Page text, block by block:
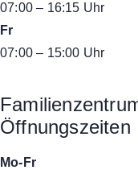
07:00 – 16:15 Uhr
Fr
07:00 – 15:00 Uhr
Öffnungszeiten
Mo-Fr